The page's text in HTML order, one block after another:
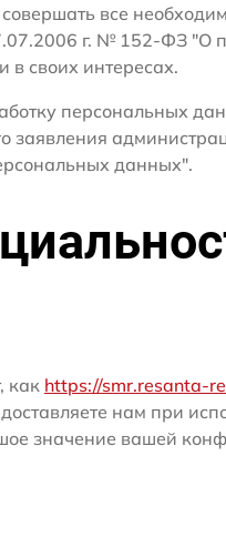
все
г. № 152-ФЗ
в своих интересах.
персональных
заявления
данных".
как https://smr.resanta-
нам при
значение вашей